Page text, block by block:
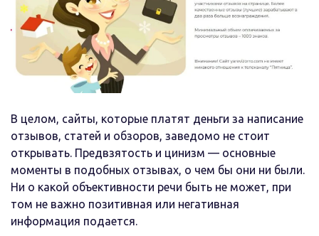
В целом, сайты, которые платят деньги за написание
отзывов, статей и обзоров, заведомо не стоит
открывать. Предвзятость и цинизм — основные
моменты в подобных отзывах, о чем бы они ни были.
Ни о какой объективности речи быть не может, при
том не важно позитивная или негативная
информация подается.